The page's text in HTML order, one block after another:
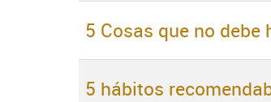
5 Cosas que no
5 hábitos